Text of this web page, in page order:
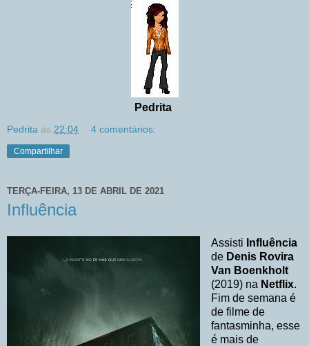
Pedrita
Pedrita às 22:04 4 comentários:
Compartilhar
TERÇA-FEIRA, 13 DE ABRIL DE 2021
Influência
Assisti Influência
de Denis Rovira
Van Boenkholt
(2019) na Netflix.
Fim de semana é
de filme de
fantasminha, esse
é mais de